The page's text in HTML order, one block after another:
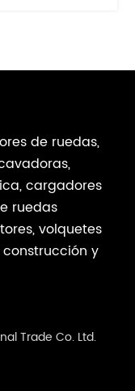
de ruedas,
cargadores
ruedas
volquetes
y
Trade Co. Ltd.